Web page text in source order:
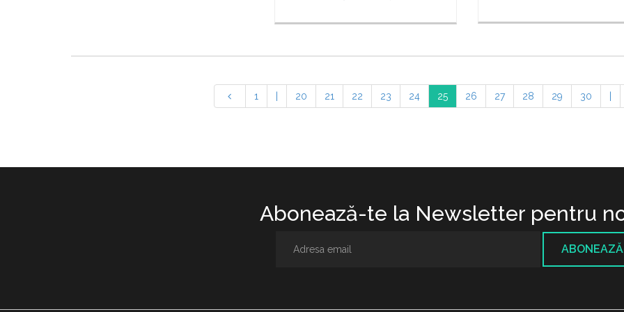
1 20 21 22 23 24 25 26 27 28 29 30
Abonează-te la Newsletter pentru